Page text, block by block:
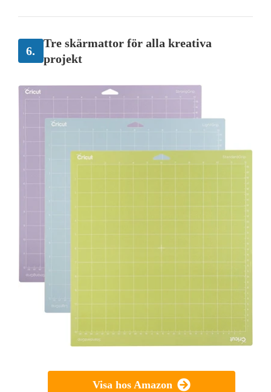
6.
Tre skärmattor för alla kreativa
projekt
Visa hos Amazon